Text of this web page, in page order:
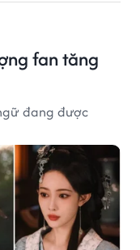
fan tăng
đang được